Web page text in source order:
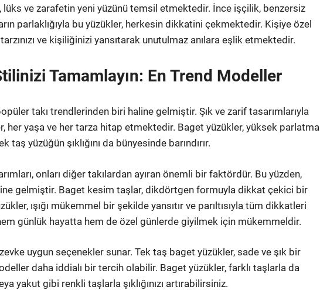
lüks ve zarafetin yeni yüzünü temsil etmektedir. İnce işçilik, benzersiz
parlaklığıyla bu yüzükler, herkesin dikkatini çekmektedir. Kişiye özel
ve kişiliğinizi yansıtarak unutulmaz anılara eşlik etmektedir.
Tamamlayın: En Trend Modeller
takı trendlerinden biri haline gelmiştir. Şık ve zarif tasarımlarıyla
her yaşa ve her tarza hitap etmektedir. Baget yüzükler, yüksek parlatma
yüzüğün şıklığını da bünyesinde barındırır.
onları diğer takılardan ayıran önemli bir faktördür. Bu yüzden,
gelmiştir. Baget kesim taşlar, dikdörtgen formuyla dikkat çekici bir
ışığı mükemmel bir şekilde yansıtır ve parıltısıyla tüm dikkatleri
günlük hayatta hem de özel günlerde giyilmek için mükemmeldir.
uygun seçenekler sunar. Tek taş baget yüzükler, sade ve şık bir
daha iddialı bir tercih olabilir. Baget yüzükler, farklı taşlarla da
yakut gibi renkli taşlarla şıklığınızı artırabilirsiniz.